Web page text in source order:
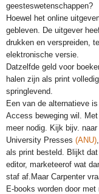
geesteswetenschappen?
Hoewel het online
gebleven. De uitgever
drukken en verspreiden,
elektronische versie.
Datzelfde geld voor
halen zijn als print
springlevend.
Een van de alternatieve
Access beweging wil.
meer nodig. Kijk bijv.
University Presses (ANU)
als print besteld. Blijkt
editor, marketeerof wat
staf af.Maar Carpenter
E-books worden door